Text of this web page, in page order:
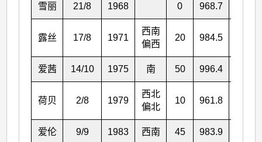
雪丽 21/8 1968 0 968.7
露丝 17/8 1971
西南
偏西
20 984.5
爱茜 14/10 1975 南 50 996.4
荷贝 2/8 1979
西北
偏北
10 961.8
爱伦 9/9 1983 西南 45 983.9